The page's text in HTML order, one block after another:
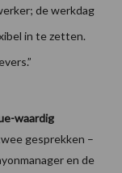
de werkdag
in te zetten.
waardig
gesprekken –
en de